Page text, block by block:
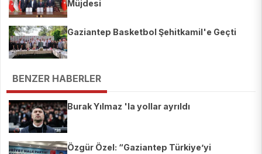
Müjdesi
Gaziantep Basketbol Şehitkamil'e Geçti
BENZER HABERLER
Burak Yılmaz 'la yollar ayrıldı
Özgür Özel: “Gaziantep Türkiye’yi